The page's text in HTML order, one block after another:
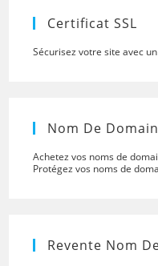
Certificat SSL
Sécurisez votre site avec
Nom De
Achetez vos noms de
Protégez vos noms de
Revente Nom